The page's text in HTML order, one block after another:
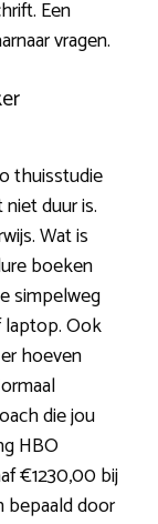
Een
vragen.
thuisstudie
duur is.
Wat is
boeken
simpelweg
laptop. Ook
hoeven
die jou
HBO
€1230,00 bij
door